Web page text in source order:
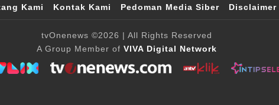
Kami Kontak Kami Pedoman Media Siber Disclaimer
tvOnenews ©2026 | All Rights Reserved
A Group Member ofVIVA Digital Network